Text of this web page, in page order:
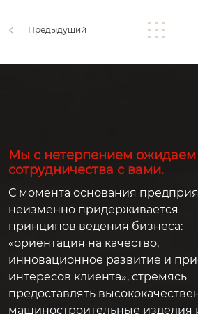
Предыдущий
Мы с нетерпением ожидаем
сотрудничества с вами.
С момента основания
неизменно придерживается
принципов ведения бизнеса:
«ориентация на качество,
инновационное развитие и
интересов клиента», стремясь
предоставлять
машиностроительные изделия